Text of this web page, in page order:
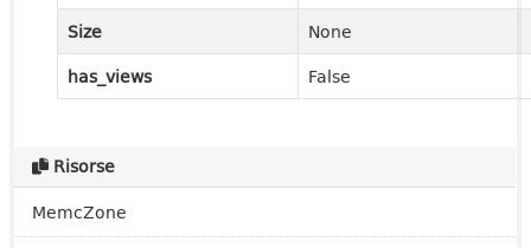
Risorse
MemcZone
Size
None
has_views
False